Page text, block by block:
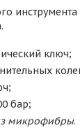
ключ;
бар;
микрофибры.